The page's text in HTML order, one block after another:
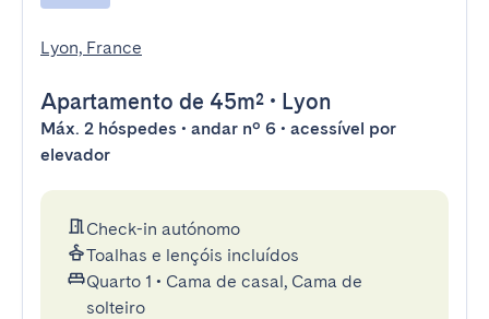
Lyon, France
Apartamento de 45m² • Lyon
Máx. 2 hóspedes • andar nº 6 • acessível por
elevador
Check-in autónomo
Toalhas e lençóis incluídos
Quarto 1 • Cama de casal, Cama de
solteiro